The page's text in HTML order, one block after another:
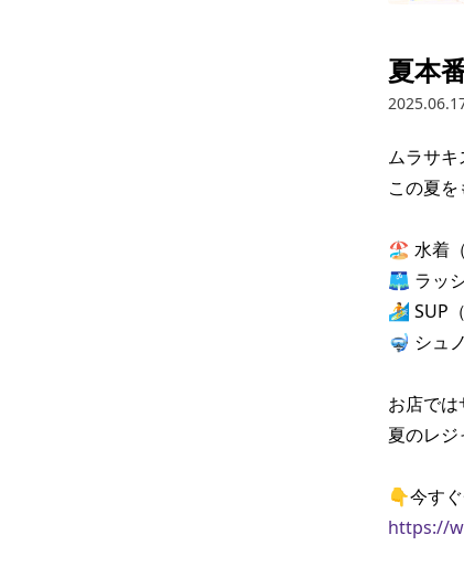
夏本
ムラサキ
この夏
🏖️ 水着（
🩳 ラッ
🏄 SUP
🤿 シュ
お店で
夏のレジ
https://